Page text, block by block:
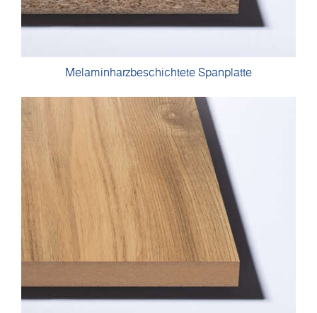
Melaminharzbeschichtete Spanplatte